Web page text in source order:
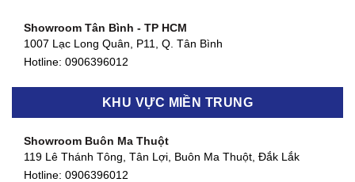
Showroom Tân Bình - TP HCM
1007 Lạc Long Quân, P11, Q. Tân Bình
Hotline: 0906396012
Showroom Biên Hòa - Đồng Nai
Showroom Thuận An - Bình Dương
KHU VỰC MIỀN TRUNG
Showroom Buôn Ma Thuột
119 Lê Thánh Tông, Tân Lợi, Buôn Ma Thuột, Đắk Lắk
Hotline: 0906396012